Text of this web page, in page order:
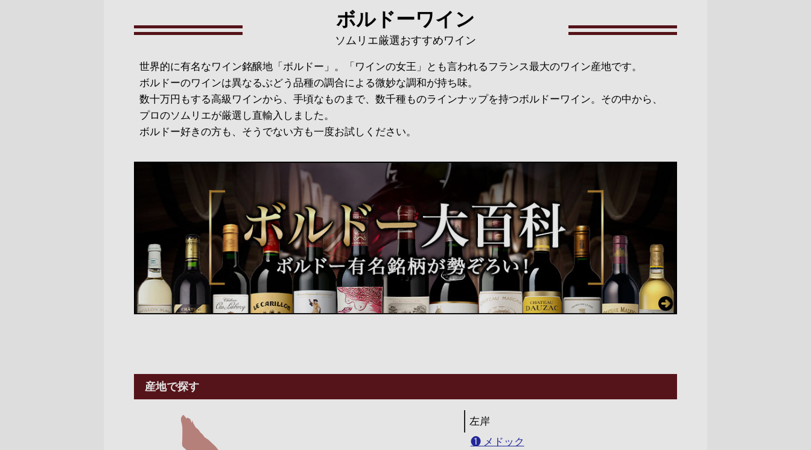
ボルドーワイン
ソムリエ厳選おすすめワイン
世界的に有名なワイン銘醸地「ボルドー」。「ワインの女王」とも言われるフランス最大のワイン産地です。
ボルドーのワインは異なるぶどう品種の調合による微妙な調和が持ち味。
数十万円もする高級ワインから、手頃なものまで、数千種ものラインナップを持つボルドーワイン。その中から、
プロのソムリエが厳選し直輸入しました。
ボルドー好きの方も、そうでない方も一度お試しください。
産地で探す
左岸
❶ メドック